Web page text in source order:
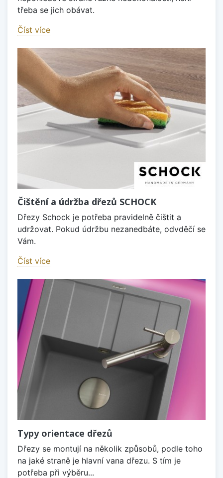
třeba se jich obávat.
Číst více
Čištění a údržba dřezů SCHOCK
Dřezy Schock je potřeba pravidelně čištit a
udržovat. Pokud údržbu nezanedbáte, odvděčí se
Vám.
Číst více
Typy orientace dřezů
Dřezy se montují na několik způsobů, podle toho
na jaké straně je hlavní vana dřezu. S tím je
potřeba při výběru...